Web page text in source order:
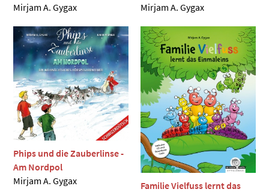
Mirjam A. Gygax
Mirjam A. Gygax
Phips und die Zauberlinse -
Am Nordpol
Mirjam A. Gygax
Familie Vielfuss lernt das